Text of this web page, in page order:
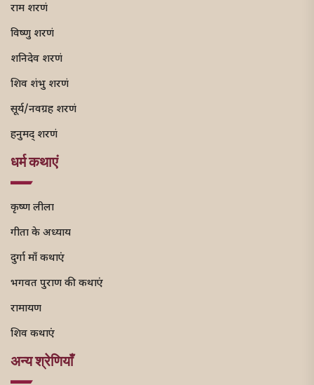
राम शरणं
विष्णु शरणं
शनिदेव शरणं
शिव शंभु शरणं
सूर्य/नवग्रह शरणं
हनुमद् शरणं
धर्म कथाएं
कृष्ण लीला
गीता के अध्याय
दुर्गा माँ कथाएं
भगवत पुराण की कथाएं
रामायण
शिव कथाएं
अन्य श्रेणियाँ